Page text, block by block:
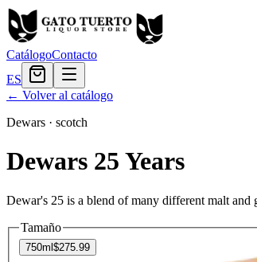
CatálogoContacto
ES
← Volver al catálogo
Dewars · scotch
Dewars 25 Years
Dewar's 25 is a blend of many different malt and
Tamaño
750ml $275.99